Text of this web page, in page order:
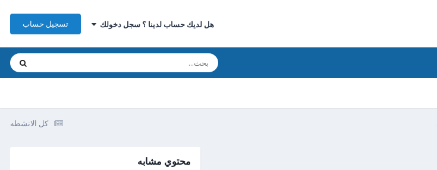
هل لديك حساب لدينا ؟ سجل دخولك تسجيل حساب
كل الانشطه
محتوي مشابه